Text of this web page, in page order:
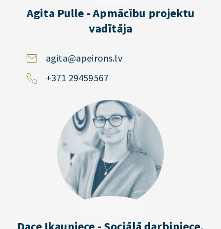
Agita Pulle - Apmācību projektu
vadītāja
agita@apeirons.lv
+371 29459567